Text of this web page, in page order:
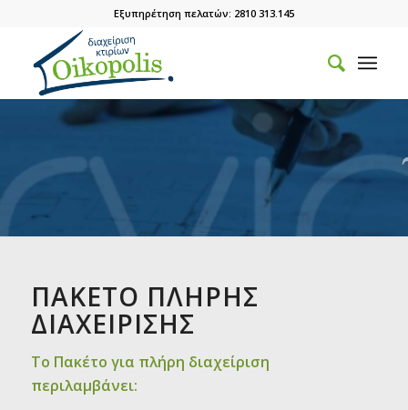
Εξυπηρέτηση πελατών: 2810 313.145
ΠΑΚΕΤΟ ΠΛΗΡΗΣ
ΔΙΑΧΕΙΡΙΣΗΣ
Το Πακέτο για πλήρη διαχείριση
περιλαμβάνει: